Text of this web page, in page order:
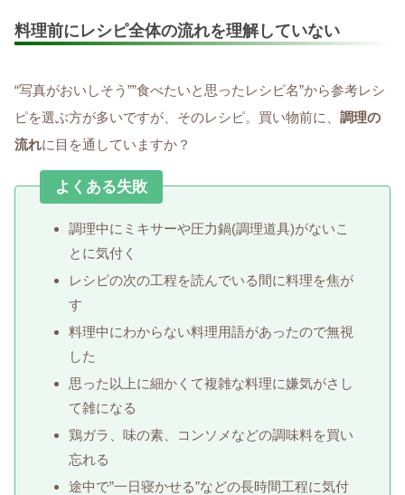
料理前にレシピ全体の流れを理解していない
“写真がおいしそう””食べたいと思ったレシピ名”から参考レシ
ピを選ぶ方が多いですが、そのレシピ。買い物前に、 調理の
流れに目を通していますか？
よくある失敗
調理中にミキサーや圧力鍋(調理道具)がないこ
とに気付く
レシピの次の工程を読んでいる間に料理を焦が
す
料理中にわからない料理用語があったので無視
した
思った以上に細かくて複雑な料理に嫌気がさし
て雑になる
鶏ガラ、味の素、コンソメなどの調味料を買い
忘れる
途中で”一日寝かせる”などの長時間工程に気付